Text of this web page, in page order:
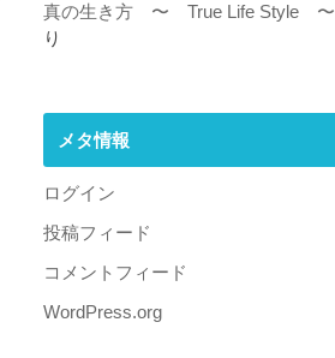
真の生き方 〜 True Life Style 〜
り
メタ情報
ログイン
投稿フィード
コメントフィード
WordPress.org